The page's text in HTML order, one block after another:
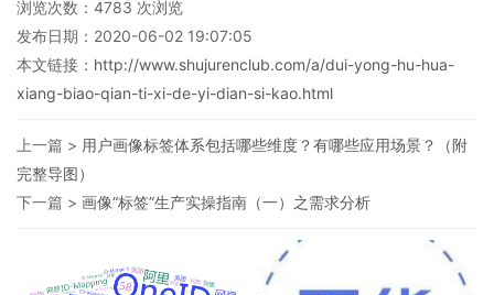
浏览次数： 4783 次浏览
发布日期：2020-06-02 19:07:05
本文链接： http://www.shujurenclub.com/a/dui-yong-hu-hua-
xiang-biao-qian-ti-xi-de-yi-dian-si-kao.html
上一篇 > 用户画像标签体系包括哪些维度？有哪些应用场景？（附
完整导图）
下一篇 > 画像“标签”生产实操指南（一）之需求分析